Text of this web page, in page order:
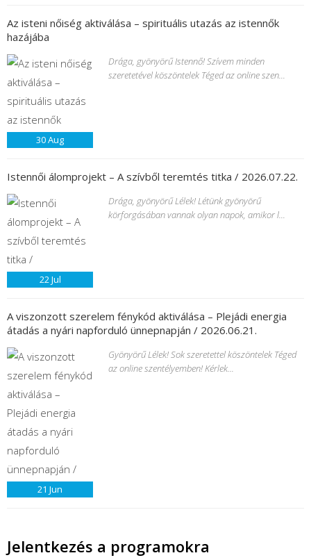
Az isteni nőiség aktiválása – spirituális utazás az istennők
hazájába
30Aug
Drága, gyönyörű Istennő! Szívem minden
szeretetével köszöntelek Téged az online szen...
Istennői álomprojekt – A szívből teremtés titka / 2026.07.22.
22Jul
Drága, gyönyörű Lélek! Létünk gyönyörű
körforgásában vannak olyan napok, amikor l...
A viszonzott szerelem fénykód aktiválása – Plejádi energia
átadás a nyári napforduló ünnepnapján / 2026.06.21.
21 Jun
Gyönyörű Lélek! Sok szeretettel köszöntelek Téged
az online szentélyemben! Kérlek...
Jelentkezés a programokra